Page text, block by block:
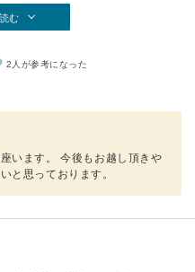
む
2人が参考になった
います。 今後もお越し頂きや
と思っております。